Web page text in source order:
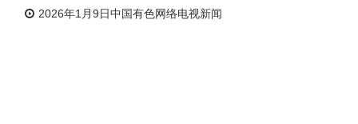
2026年1月9日中国有色网络电视新闻